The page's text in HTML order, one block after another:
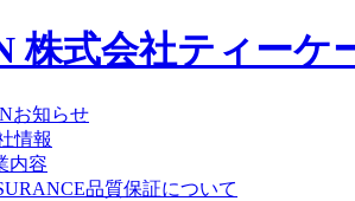
お知らせ
情報
内容
品質保証について